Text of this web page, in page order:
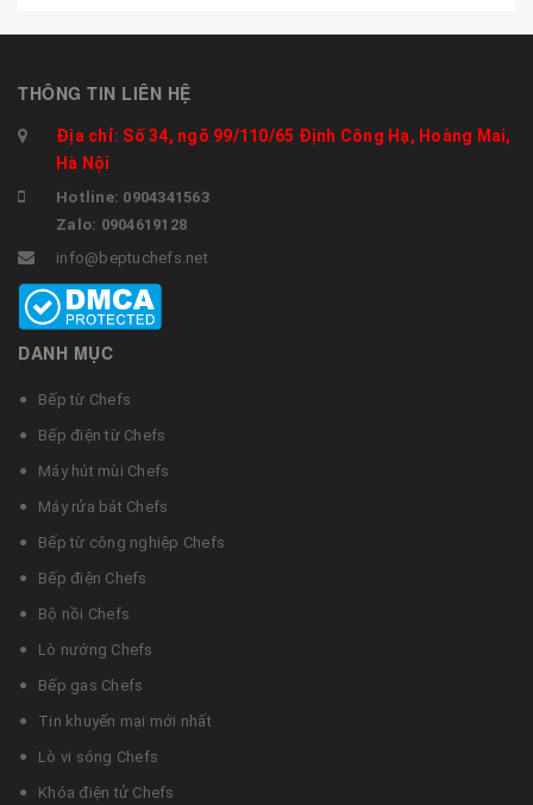
THÔNG TIN LIÊN HỆ
Địa chỉ: Số 34, ngõ 99/110/65 Định Công Hạ, Hoàng Mai,
Hà Nội
Hotline: 0904341563
Zalo: 0904619128
info@beptuchefs.net
DANH MỤC
Bếp từ Chefs
Bếp điện từ Chefs
Máy hút mùi Chefs
Máy rửa bát Chefs
Bếp từ công nghiệp Chefs
Bếp điện Chefs
Bộ nồi Chefs
Lò nướng Chefs
Bếp gas Chefs
Tin khuyến mại mới nhất
Lò vi sóng Chefs
Khóa điện tử Chefs